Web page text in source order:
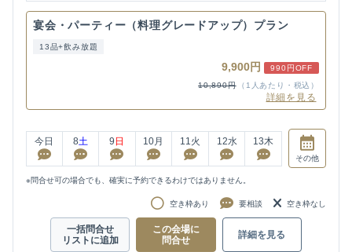
宴会・パーティー（料理グレードアップ）プラン
13品+飲み放題
9,900円
990円OFF
10,890円
（1人あたり・税込）
詳細を見る
今日 8土 9 日 10月 11火 12水 13木
その他
※問合せ可の場合でも、確実に予約できるわけではありません。
空き枠あり 要相談 空き枠なし
一括問合せ
リストに追加
この会場に
問合せ
詳細を見る